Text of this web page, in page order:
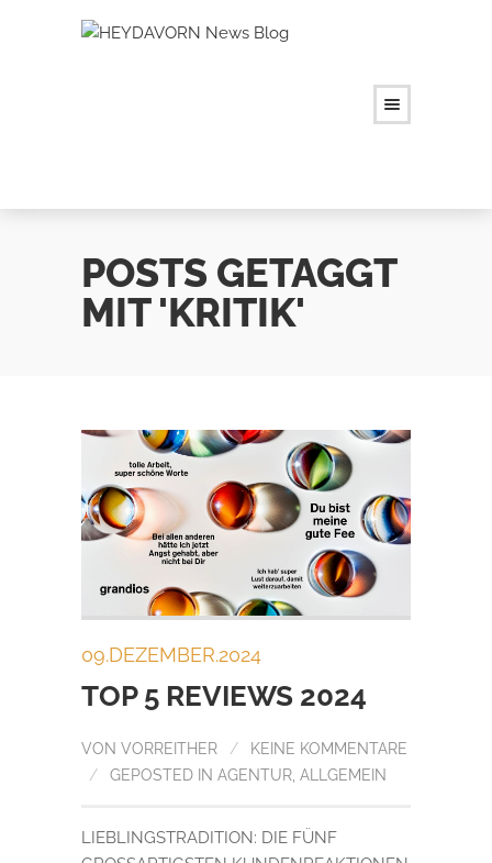
POSTS GETAGGT
MIT 'KRITIK'
09.DEZEMBER.2024
TOP 5 REVIEWS 2024
VON VORREITHER /
KEINE KOMMENTARE
/
GEPOSTED IN AGENTUR ALLGEMEIN
LIEBLINGSTRADITION: DIE FÜNF